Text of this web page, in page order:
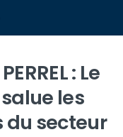
: Le
les
du secteur